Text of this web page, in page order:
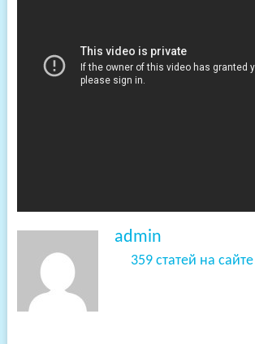
admin
359 статей на сайте